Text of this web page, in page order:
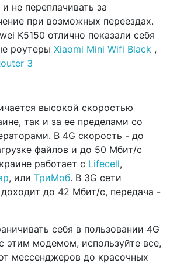
не переплачивать за
при возможных переездах.
K5150 отлично показали себя
роутеры Xiaomi Mini Wifi Black ,
3
высокой скоростью
так и за ее пределами со
В 4G скорость - до
файлов и до 50 Мбит/с
работает с Lifecell,
, или ТриМоб. В 3G сети
до 42 Мбит/с, передача -
себя в пользовании 4G
этим модемом, используйте все,
мессенджеров до красочных